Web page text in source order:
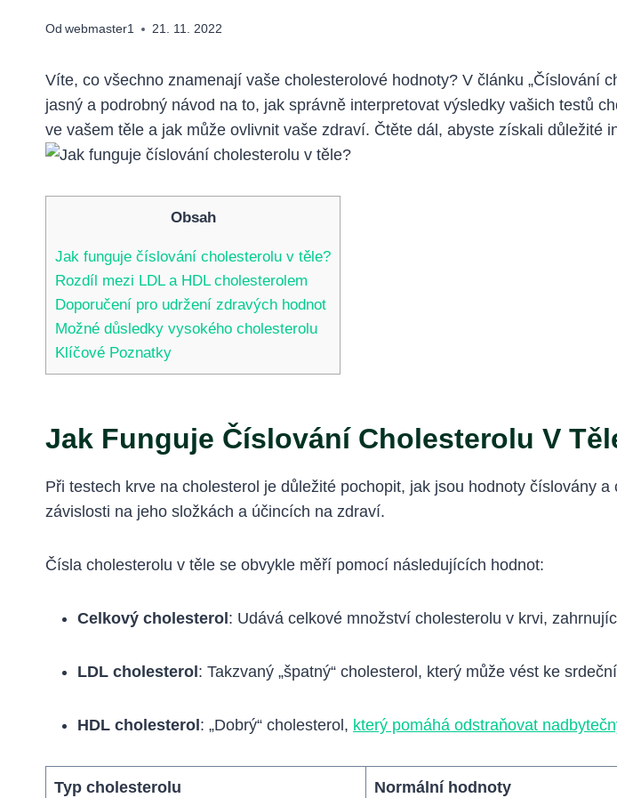
Od webmaster1 21. 11. 2022
Víte, co všechno znamenají vaše cholesterolové hodnoty? V článku „Číslování
jasný a podrobný návod na to, jak správně interpretovat výsledky vašich testů
ve vašem těle a jak může ovlivnit vaše zdraví. Čtěte dál, abyste získali důležité
Obsah
Jak funguje číslování cholesterolu v těle?
Rozdíl mezi LDL a HDL cholesterolem
Doporučení pro udržení zdravých hodnot
Možné důsledky vysokého cholesterolu
Klíčové Poznatky
Jak Funguje Číslování Cholesterolu V
Při testech krve na cholesterol je důležité pochopit, jak jsou hodnoty číslovány
závislosti na jeho složkách a účincích na zdraví.
Čísla cholesterolu v těle se obvykle měří pomocí následujících hodnot:
Celkový cholesterol : Udává celkové množství cholesterolu v krvi,
LDL cholesterol : Takzvaný „špatný“ cholesterol, který může vést ke
HDL cholesterol : „Dobrý“ cholesterol, který pomáhá odstraňovat
Typ cholesterolu Normální hodnoty